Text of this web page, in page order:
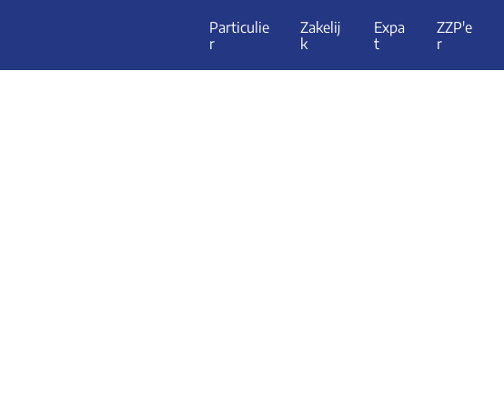
Particulie
r
Zakelij
k
Expa
t
ZZP'e
r